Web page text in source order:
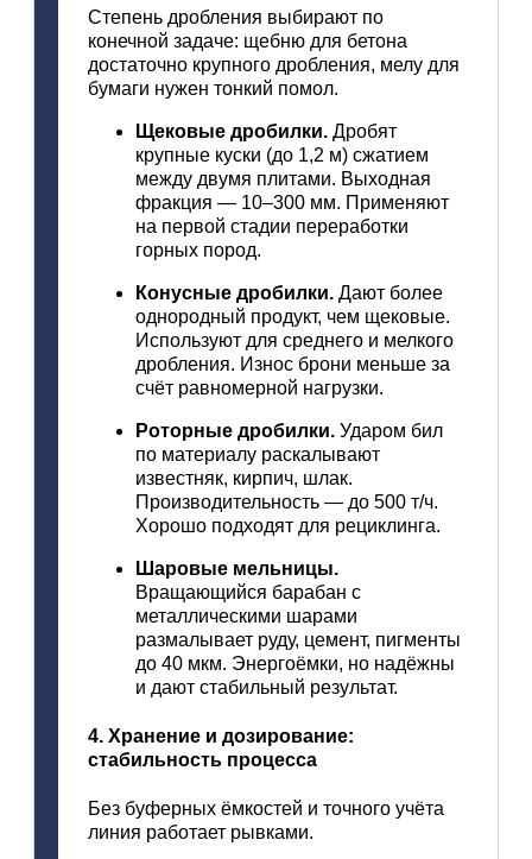
Степень дробления выбирают по
конечной задаче: щебню для бетона
достаточно крупного дробления, мелу для
бумаги нужен тонкий помол.
Щековые дробилки. Дробят
крупные куски (до 1,2 м) сжатием
между двумя плитами. Выходная
фракция — 10–300 мм. Применяют
на первой стадии переработки
горных пород.
Конусные дробилки. Дают более
однородный продукт, чем щековые.
Используют для среднего и мелкого
дробления. Износ брони меньше за
счёт равномерной нагрузки.
Роторные дробилки. Ударом бил
по материалу раскалывают
известняк, кирпич, шлак.
Производительность — до 500 т/ч.
Хорошо подходят для рециклинга.
Шаровые мельницы.
Вращающийся барабан с
металлическими шарами
размалывает руду, цемент, пигменты
до 40 мкм. Энергоёмки, но надёжны
и дают стабильный результат.
4. Хранение и дозирование:
стабильность процесса
Без буферных ёмкостей и точного учёта
линия работает рывками.